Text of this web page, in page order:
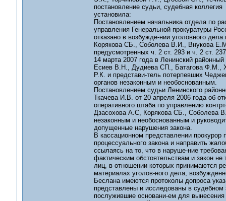
постановление судьи, судебная коллегия
установила:
Постановлением начальника отдела по
управления Генеральной прокуратуры
отказано в возбужде-нии уголовного
Корякова СБ., Соболева В.И., Внукова
предусмотренных ч. 2 ст. 293 и ч. 2 ст.
14 марта 2007 года в Ленинский
Есиев В.Н., Дудиева СП., Батагова Ф.М.,
Р.К. и представи-тель потерпевших
органов незаконным и необоснованным.
Постановлением судьи Ленинского
Ткачева И.В. от 20 апреля 2006 года об
оперативного штаба по управлению
Дзасохова А.С, Корякова СБ., Соболева
незаконным и необоснованным и
допущенные нарушения закона.
В кассационном представлении
процессуального закона и направить
ссылаясь на то, что в наруше-ние
фактическим обстоятельствам и закон
лиц, в отношении которых принимаются
материалах уголов-ного дела,
Беслана имеются протоколы допроса
представлены и исследованы в судебном
послужившие основани-ем для вынесения